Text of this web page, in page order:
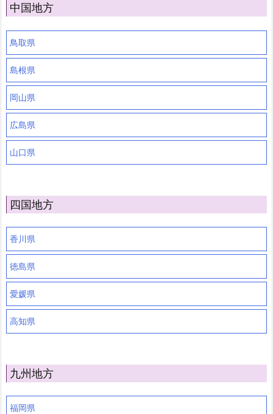
中国地方
鳥取県
島根県
岡山県
広島県
山口県
四国地方
香川県
徳島県
愛媛県
高知県
九州地方
福岡県